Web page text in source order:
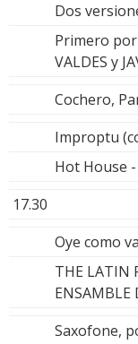
Dos
Primero por
VALDES y
Cochero,
Improptu
Hot House -
17.30
Oye como
THE LATIN
ENSAMBLE
Saxofone,